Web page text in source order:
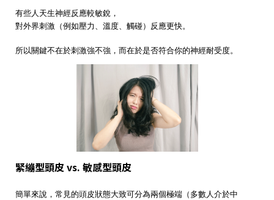
有些人天生神經反應較敏銳，
對外界刺激（例如壓力、溫度、觸碰）反應更快。
所以關鍵不在於刺激強不強，而在於是否符合你的神經耐受度。
緊繃型頭皮 vs. 敏感型頭皮
簡單來說，常見的頭皮狀態大致可分為兩個極端（多數人介於中